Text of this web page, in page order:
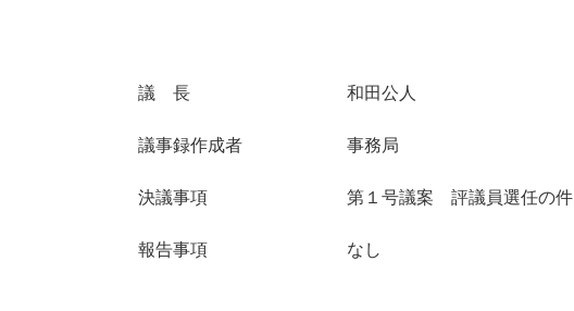
議 長 和田公人
議事録作成者 事務局
決議事項 第１号議案 評議員選任の件
報告事項 なし